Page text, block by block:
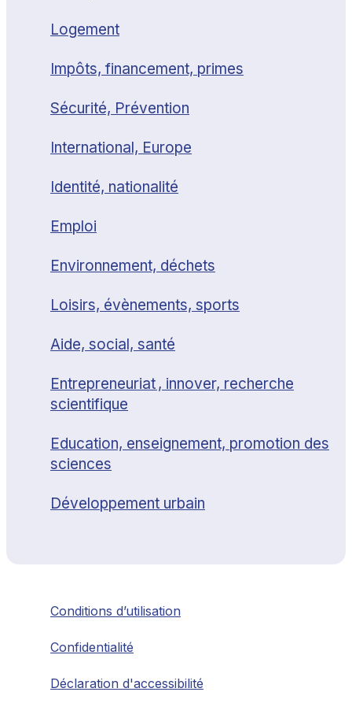
Logement
Impôts, financement, primes
Sécurité, Prévention
International, Europe
Identité, nationalité
Emploi
Environnement, déchets
Loisirs, évènements, sports
Aide, social, santé
Entrepreneuriat , innover, recherche
scientifique
Education, enseignement, promotion des
sciences
Développement urbain
Conditions d’utilisation
Confidentialité
Déclaration d'accessibilité